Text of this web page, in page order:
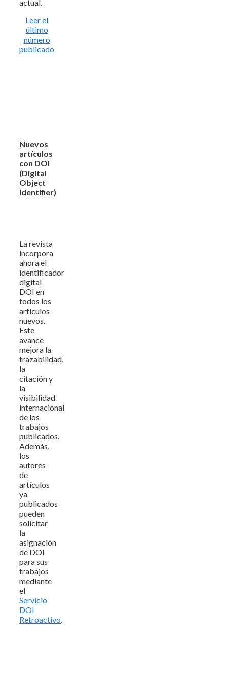
actual.
Leer el
último
número
publicado
Nuevos
artículos
con DOI
(Digital
Object
Identifier)
La revista
incorpora
ahora el
identificador
digital
DOI en
todos los
artículos
nuevos.
Este
avance
mejora la
trazabilidad,
la
citación y
la
visibilidad
internacional
de los
trabajos
publicados.
Además,
los
autores
de
artículos
ya
publicados
pueden
solicitar
la
asignación
de DOI
para sus
trabajos
mediante
el
Servicio
DOI
Retroactivo.